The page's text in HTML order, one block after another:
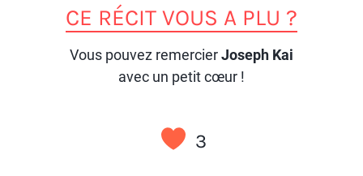
CE RÉCIT VOUS A PLU ?
Vous pouvez remercierJoseph Kai
avec un petit cœur !
3